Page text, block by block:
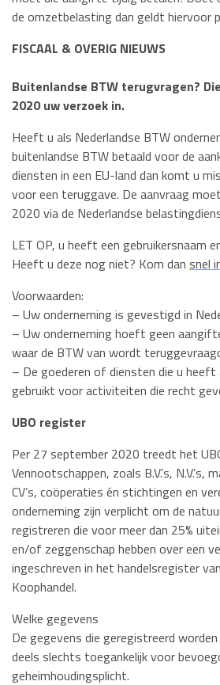
de omzetbelasting dan geldt hiervoor
FISCAAL & OVERIG NIEUWS
Buitenlandse BTW terugvragen?
2020 uw verzoek in.
Heeft u als Nederlandse BTW
buitenlandse BTW betaald voor de
diensten in een EU-land dan komt u
voor een teruggave. De aanvraag
2020 via de Nederlandse
LET OP, u heeft een gebruikersnaam
Heeft u deze nog niet? Kom dan snel
Voorwaarden:
– Uw onderneming is gevestigd in
– Uw onderneming hoeft geen
waar de BTW van wordt
– De goederen of diensten die u
gebruikt voor activiteiten die recht
UBO register
Per 27 september 2020 treedt het
Vennootschappen, zoals B.V.’s, N.V.’s,
CV’s, coöperaties én stichtingen en
onderneming zijn verplicht om de
registreren die voor meer dan 25%
en/of zeggenschap hebben over een
ingeschreven in het handelsregister
Koophandel.
Welke gegevens
De gegevens die geregistreerd
deels slechts toegankelijk voor
geheimhoudingsplicht.